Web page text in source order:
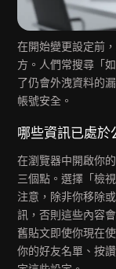
在開始變更設定前
方。人們常搜尋「
了仍會外洩資料的
帳號安全。
哪些資訊已處於
在瀏覽器中開啟你的
三個點。選擇「檢
注意，除非你移除
訊，否則這些內容
舊貼文即使你現在
你的好友名單、按